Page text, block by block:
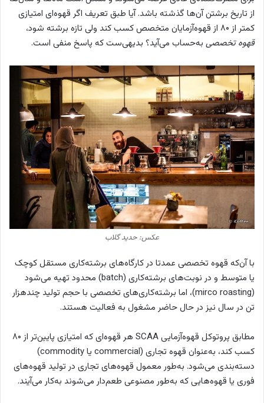
از تاریخ برشتن آن‌ها گذشته باشد. آیا طبق تعریف اگر قهوه‌ای امتیازی
کمتر از ۸۰ از قهوه‌آزمایان متخصص کسب کند ولی تازه‌ برشته شود،
قهوه تخصصی به‌حساب می‌آید؟ بدیهی‌ست که پاسخ منفی است.
عکس: حدید گلاب
با آن‌که قهوه تخصصی عمدتا در کارگاه‌های برشته‌کاری مستقل کوچک
یا متوسط و در نوبت‌های برشته‌کاری (batch) محدود تهیه می‌شود
(mirco roasting)، اما برشته‌کاری‌های تخصصی با حجم تولید چندهزار
تن در سال نیز در حال حاضر مشغول به فعالیت هستند.
مطابق پروتوکل قهوه‌آزمایی SCAA هر قهوه‌ای که امتیازی پایین‌تر از ۸۰
کسب کند، به‌عنوان قهوه تجاری (commercial یا commodity)
دسته‌بندی می‌شود. به‌طور معمول قهوه‌های تجاری در تولید قهوه‌های
فوری یا قهوه‌هایی که به‌طور مصنوعی طعم‌دار می‌شوند به‌کار می‌آیند.